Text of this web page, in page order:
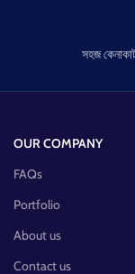
সহজ
OUR COMPANY
FAQs
Portfolio
About us
Contact us